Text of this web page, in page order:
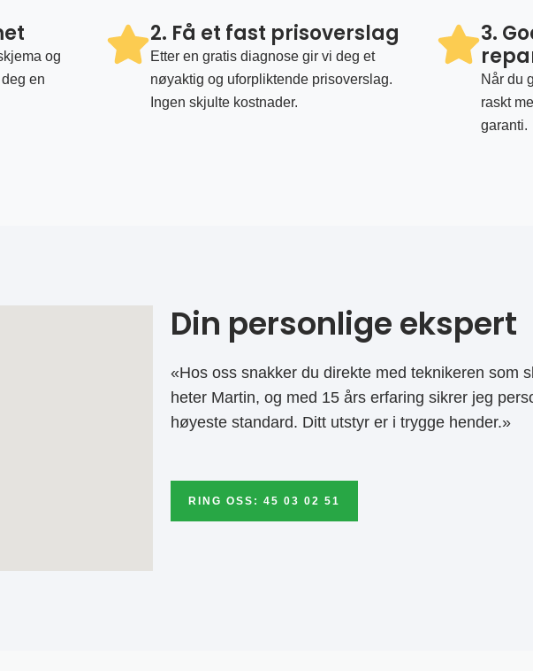
og
en
2. Få et fast prisoverslag
Etter en gratis diagnose gir vi deg et
nøyaktig og uforpliktende prisoverslag.
Ingen skjulte kostnader.
3.
Når du
raskt
garanti.
Din personlige ekspert
«Hos oss snakker du direkte med teknikeren som
heter Martin, og med 15 års erfaring sikrer jeg
høyeste standard. Ditt utstyr er i trygge hender.»
RING OSS: 45 03 02 51